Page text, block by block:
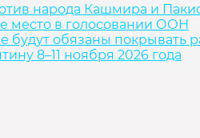
народа Кашмира и
место в голосовании ООН
будут обязаны покрывать
8–11 ноября 2026 года